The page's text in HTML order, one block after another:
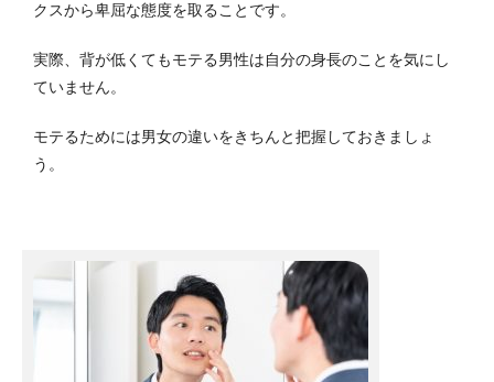
クスから卑屈な態度を取ることです。
実際、背が低くてもモテる男性は自分の身長のことを気にし
ていません。
モテるためには男女の違いをきちんと把握しておきましょ
う。